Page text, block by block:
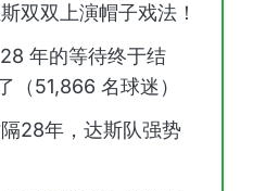
双双上演帽子戏法！
28 年的等待终于结
（51,866 名球迷）
28年，达斯队强势